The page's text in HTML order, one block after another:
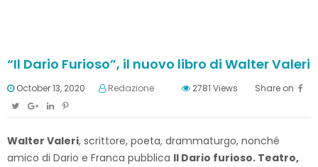
“Il Dario Furioso”, il nuovo libro di Walter Valeri
October 13, 2020 Redazione 2781 Views Share on
Walter Valeri, scrittore, poeta, drammaturgo, nonché
amico di Dario e Franca pubblica Il Dario furioso. Teatro,